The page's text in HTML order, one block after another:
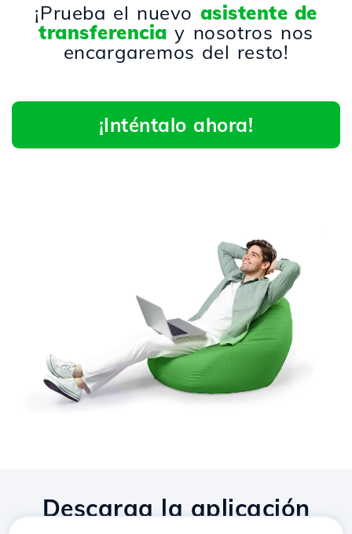
¡Prueba el nuevo asistente de
transferencia y nosotros nos
encargaremos del resto!
¡Inténtalo ahora!
Descarga la aplicación